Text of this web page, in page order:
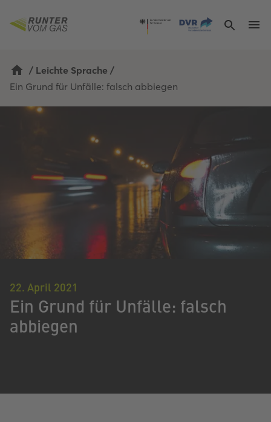
/ Leichte Sprache /
Ein Grund für Unfälle: falsch abbiegen
22. April 2021
Ein Grund für Unfälle: falsch
abbiegen